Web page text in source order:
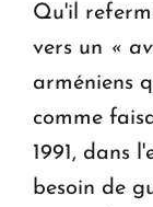
Qu'il
vers un «
arméniens
comme
1991, dans
besoin de